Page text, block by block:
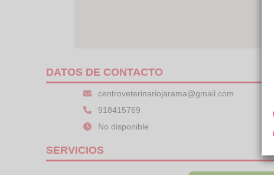
DATOS DE CONTACTO
centroveterinariojarama@gmail.com
918415769
No disponible
SERVICIOS